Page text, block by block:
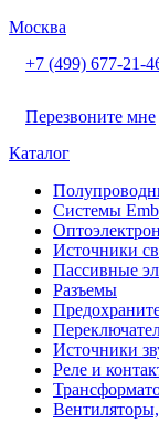
Москва
+7 (499) 677-21-
Перезвоните мне
Каталог
Системы
Источники
Пассивные
Разъeмы
Источники
Реле и